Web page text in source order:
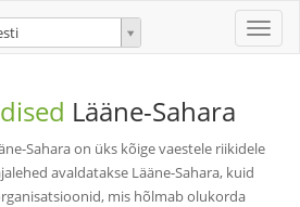
Toggle
Lääne-Sahara
Sahara on üks kõige vaestele riikidele
avaldatakse Lääne-Sahara, kuid
mis hõlmab olukorda